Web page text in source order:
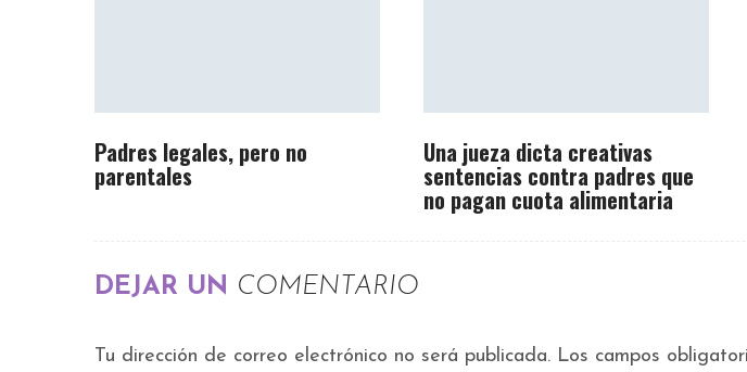
Padres legales, pero no
parentales
Una jueza dicta creativas
sentencias contra padres que
no pagan cuota alimentaria
DEJAR UN COMENTARIO
Tu dirección de correo electrónico no será publicada. Los campos